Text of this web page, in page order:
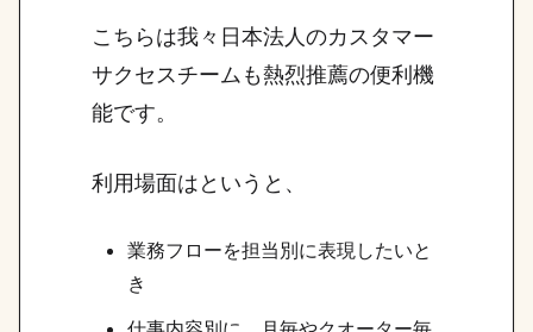
こちらは我々日本法人のカスタマー
サクセスチームも熱烈推薦の便利機
能です。
利用場面はというと、
業務フローを担当別に表現したいと
き